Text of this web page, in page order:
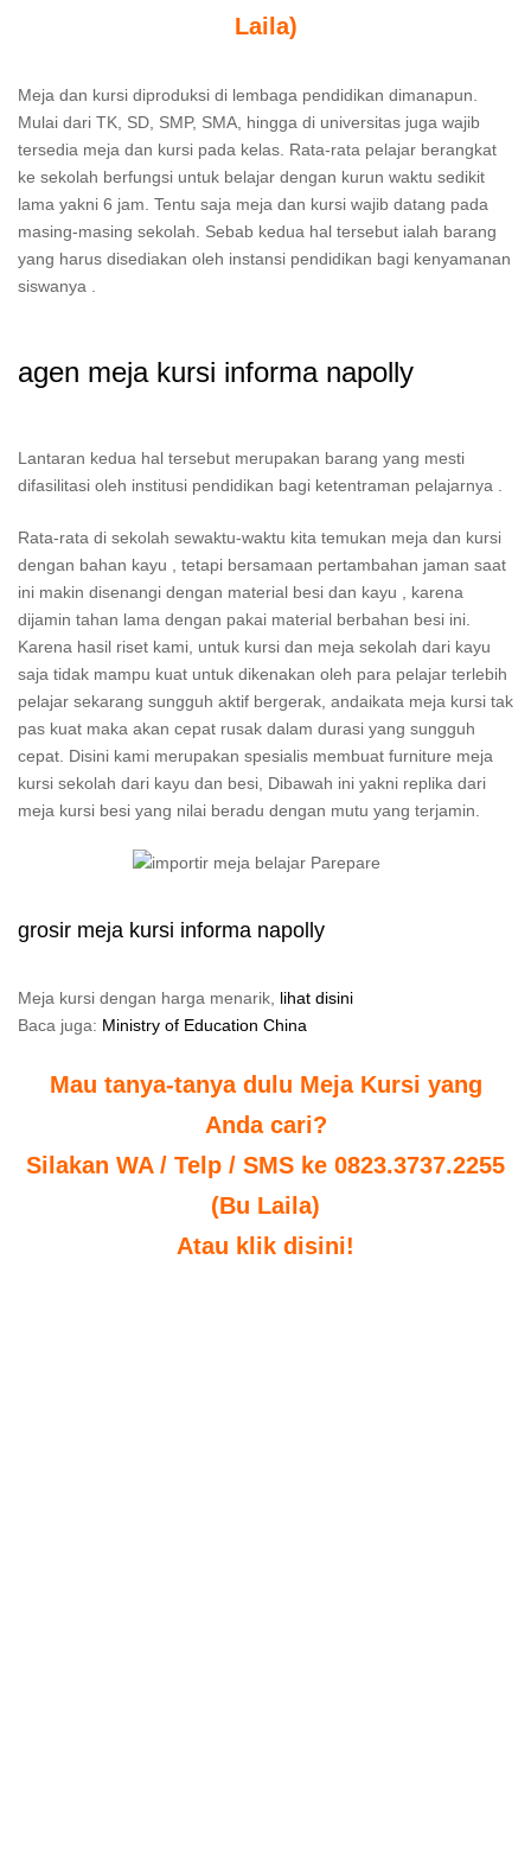
Laila)
Meja dan kursi diproduksi di lembaga pendidikan dimanapun.
Mulai dari TK, SD, SMP, SMA, hingga di universitas juga wajib
tersedia meja dan kursi pada kelas. Rata-rata pelajar berangkat
ke sekolah berfungsi untuk belajar dengan kurun waktu sedikit
lama yakni 6 jam. Tentu saja meja dan kursi wajib datang pada
masing-masing sekolah. Sebab kedua hal tersebut ialah barang
yang harus disediakan oleh instansi pendidikan bagi kenyamanan
siswanya .
agen meja kursi informa napolly
Lantaran kedua hal tersebut merupakan barang yang mesti
difasilitasi oleh institusi pendidikan bagi ketentraman pelajarnya .
Rata-rata di sekolah sewaktu-waktu kita temukan meja dan kursi
dengan bahan kayu , tetapi bersamaan pertambahan jaman saat
ini makin disenangi dengan material besi dan kayu , karena
dijamin tahan lama dengan pakai material berbahan besi ini.
Karena hasil riset kami, untuk kursi dan meja sekolah dari kayu
saja tidak mampu kuat untuk dikenakan oleh para pelajar terlebih
pelajar sekarang sungguh aktif bergerak, andaikata meja kursi tak
pas kuat maka akan cepat rusak dalam durasi yang sungguh
cepat. Disini kami merupakan spesialis membuat furniture meja
kursi sekolah dari kayu dan besi, Dibawah ini yakni replika dari
meja kursi besi yang nilai beradu dengan mutu yang terjamin.
grosir meja kursi informa napolly
Meja kursi dengan harga menarik, lihat disini
Baca juga: Ministry of Education China
Mau tanya-tanya dulu Meja Kursi yang
Anda cari?
Silakan WA / Telp / SMS ke 0823.3737.2255
(Bu Laila)
Atau klik disini!